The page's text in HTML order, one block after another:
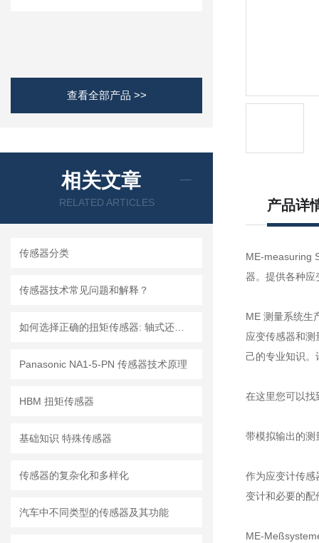
查看全部产品 >>
相关文章
RELATED ARTICLES
传感器分类
传感器技术常见问题和解释？
Panasonic NA1-5-PN 传感器技术原理
HBM 扭矩传感器
基础知识 特殊传感器
传感器的复杂化和多样化
汽车中不同类型的传感器及其功能
产品详
ME-measuring
器。提供各种应
ME 测量系统生
应变传感器和
己的专业知识。
在这里您可以
带模拟输出的测
作为应变计传感
变计和必要的配
ME-